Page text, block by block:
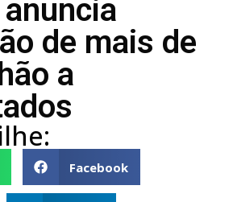
de mais de
a
Facebook